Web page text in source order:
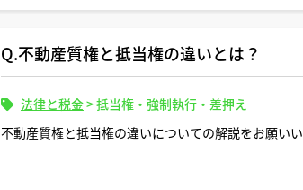
Q.不動産質権と抵当権の違いとは？
法律と税金>抵当権・強制執行・差押え
不動産質権と抵当権の違いについての解説をお願いい